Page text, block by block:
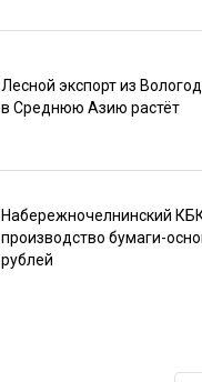
Лесной экспорт из
в Среднюю Азию растёт
Набережночелнинский
производство бумаги-
рублей